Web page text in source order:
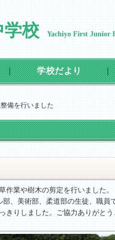
学校 Yachiyo First Junior
学校だより
備を行いました
業や樹木の剪定を行いました。
、美術部、柔道部の生徒、職員
りしました。ご協力ありがとう